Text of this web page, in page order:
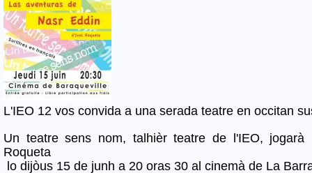
L'IEO 12 vos convida a una serada teatre en occitan
Un teatre sens nom, talhièr teatre de l'IEO,
Roqueta
lo dijòus 15 de junh a 20 oras 30 al cinemà de La